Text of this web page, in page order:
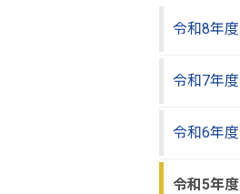
令和8年度
令和7年度
令和6年度
令和5年度